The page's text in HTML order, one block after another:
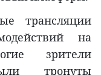
трансляции
на
зрители
тронуты